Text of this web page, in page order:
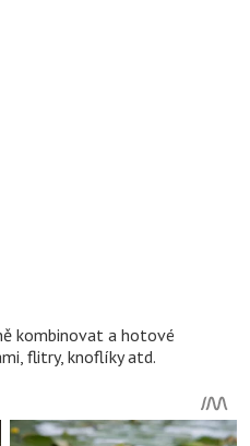
kombinovat a hotové
flitry, knoflíky atd.